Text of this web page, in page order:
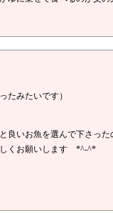
たみたいです）
良いお魚を選んで下さっ
しくお願いします *^-^*